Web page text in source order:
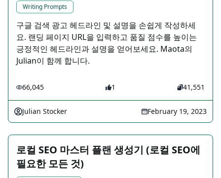
Writing Prompts
구글 검색 광고 헤드라인 및 설명을 손쉽게 작성하세
요. 랜딩 페이지 URL을 입력하고 품질 점수를 높이는
긍정적인 헤드라인과 설명을 얻어보세요. Maota의
Julian이 함께 합니다.
66,045 1 41,551
Julian Stocker February 19, 2023
로컬 SEO 마스터 플랜 생성기 (로컬 SEO에
필요한 모든 것)